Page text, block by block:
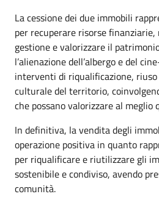
La cessione dei due immobili
per recuperare risorse
gestione e valorizzare il
l’alienazione dell’albergo e del
interventi di riqualificazione, riuso
culturale del territorio,
che possano valorizzare al
In definitiva, la vendita degli
operazione positiva in quanto
per riqualificare e riutilizzare gli
sostenibile e condiviso, avendo
comunità.